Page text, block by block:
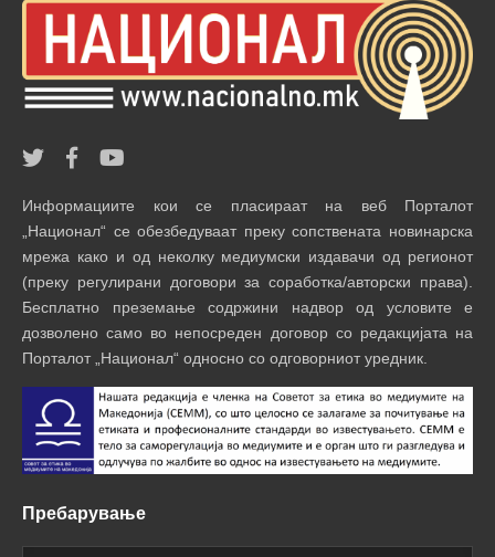
Информациите кои се пласираат на веб Порталот
„Национал“ се обезбедуваат преку сопствената новинарска
мрежа како и од неколку медиумски издавачи од регионот
(преку регулирани договори за соработка/авторски права).
Бесплатно преземање содржини надвор од условите е
дозволено само во непосреден договор со редакцијата на
Порталот „Национал“ односно со одговорниот уредник.
Пребарување